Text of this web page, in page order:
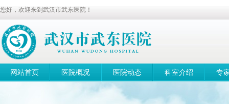
您好，欢迎来到武汉市武东医院！
网站首页 医院概况 医院动态 科室介绍 专